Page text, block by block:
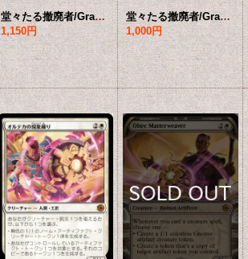
堂々たる撤廃者/Grand Abolisher 【日本語版】 [BIG-白MR]
1,150円
堂々たる撤廃者/Grand Abolisher (ショーケース版) 【英語版】 [BIG-白MR]
1,000円